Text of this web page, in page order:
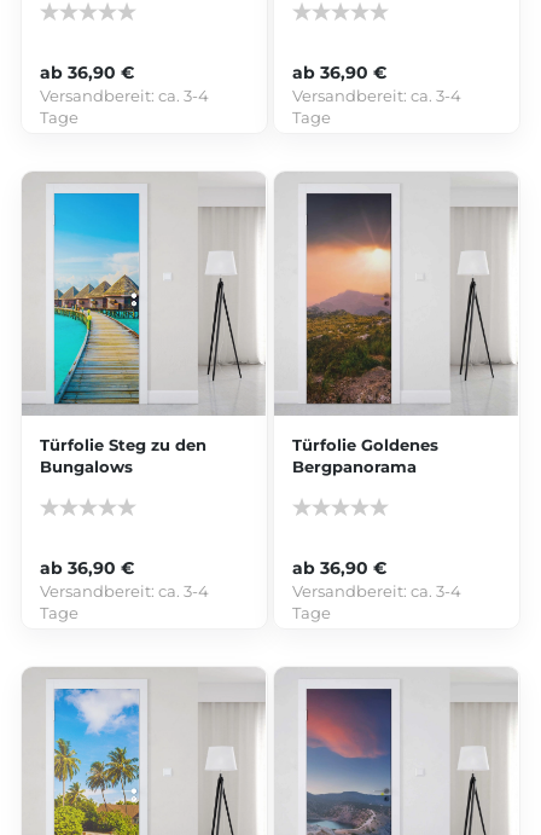
ab 36,90 €
Versandbereit:ca. 3-4
Tage
ab 36,90 €
Versandbereit:ca. 3-4
Tage
Türfolie Steg zu den
Bungalows
ab 36,90 €
Versandbereit:ca. 3-4
Tage
Türfolie Goldenes
Bergpanorama
ab 36,90 €
Versandbereit:ca. 3-4
Tage